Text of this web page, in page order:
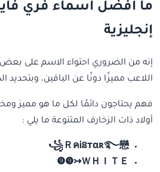
ما أفضل أسماء فري
إنجليزية
إنه من الضروري احتواء الاسم على بعض
اللاعب مميزًا دونًا عن الباقين، وبتحديد
فهم يحتاجون دائمًا لكل ما هو مميز
أولاد ذات الزخارف المتنوعة ما يلي :
꧁ＲคᎥនтαʀ࿐戀
ＷＨＩＴＥ↣❾❾